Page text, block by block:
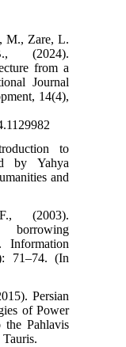
M., Zare, L.
(2024).
from a
Journal
14(4),
to
by Yahya
and
(2003).
borrowing
Information
71–74. (In
Persian
of Power
Pahlavis